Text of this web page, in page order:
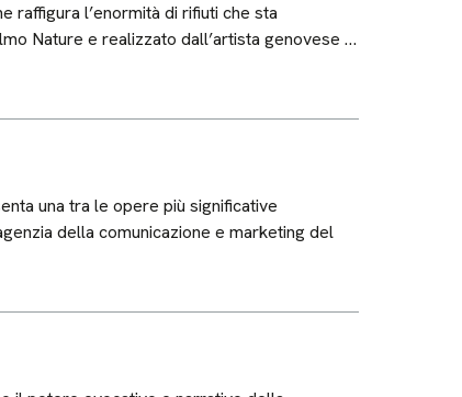
raffigura l’enormità di rifiuti che sta
Nature e realizzato dall’artista genovese …
una tra le opere più significative
della comunicazione e marketing del